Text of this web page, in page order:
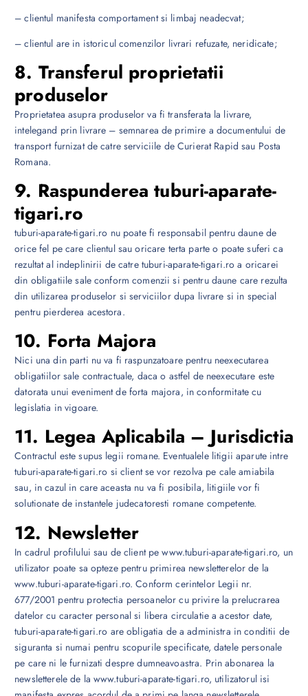
– clientul manifesta comportament si limbaj neadecvat;
– clientul are in istoricul comenzilor livrari refuzate, neridicate;
8. Transferul proprietatii
produselor
Proprietatea asupra produselor va fi transferata la livrare,
intelegand prin livrare – semnarea de primire a documentului de
transport furnizat de catre serviciile de Curierat Rapid sau Posta
Romana.
9. Raspunderea tuburi-aparate-
tigari.ro
tuburi-aparate-tigari.ro nu poate fi responsabil pentru daune de
orice fel pe care clientul sau oricare terta parte o poate suferi ca
rezultat al indeplinirii de catre tuburi-aparate-tigari.ro a oricarei
din obligatiile sale conform comenzii si pentru daune care rezulta
din utilizarea produselor si serviciilor dupa livrare si in special
pentru pierderea acestora.
10. Forta Majora
Nici una din parti nu va fi raspunzatoare pentru neexecutarea
obligatiilor sale contractuale, daca o astfel de neexecutare este
datorata unui eveniment de forta majora, in conformitate cu
legislatia in vigoare.
11. Legea Aplicabila – Jurisdictia
Contractul este supus legii romane. Eventualele litigii aparute intre
tuburi-aparate-tigari.ro si client se vor rezolva pe cale amiabila
sau, in cazul in care aceasta nu va fi posibila, litigiile vor fi
solutionate de instantele judecatoresti romane competente.
12. Newsletter
In cadrul profilului sau de client pe www.tuburi-aparate-tigari.ro, un
utilizator poate sa opteze pentru primirea newsletterelor de la
www.tuburi-aparate-tigari.ro. Conform cerintelor Legii nr.
677/2001 pentru protectia persoanelor cu privire la prelucrarea
datelor cu caracter personal si libera circulatie a acestor date,
tuburi-aparate-tigari.ro are obligatia de a administra in conditii de
siguranta si numai pentru scopurile specificate, datele personale
pe care ni le furnizati despre dumneavoastra. Prin abonarea la
newsletterele de la www.tuburi-aparate-tigari.ro, utilizatorul isi